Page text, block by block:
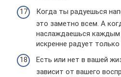
Когда ты радуешься
это заметно всем. А
наслаждаешься каждым
искренне радует только
Есть или нет в вашей
зависит от вашего